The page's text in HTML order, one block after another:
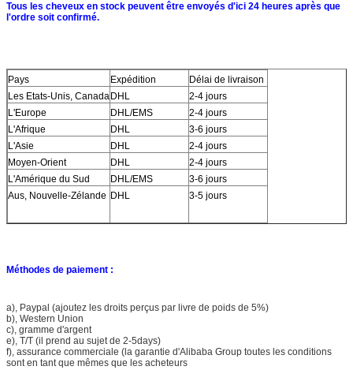
Tous les cheveux en stock peuvent être envoyés d'ici 24 heures après que
l'ordre soit confirmé.
Pays Expédition
Délai de livraison
Les Etats-Unis, Canada DHL
2-4 jours
L'Europe
DHL/EMS
2-4 jours
L'Afrique
DHL
3-6 jours
L'Asie
DHL
2-4 jours
Moyen-Orient
DHL
2-4 jours
L'Amérique du Sud
DHL/EMS
3-6 jours
Aus, Nouvelle-Zélande DHL 3-5 jours
Méthodes de paiement :
a), Paypal (ajoutez les droits perçus par livre de poids de 5%)
b), Western Union
c), gramme d'argent
e), T/T (il prend au sujet de 2-5days)
f), assurance commerciale (la garantie d'Alibaba Group toutes les conditions
sont en tant que mêmes que les acheteurs